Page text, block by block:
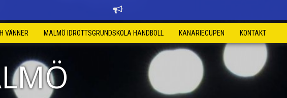
VÄNNER MALMÖ IDROTTSGRUNDSKOLA HANDBOLL KANARIECUPEN KONTAKT